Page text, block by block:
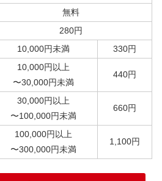
無料
280円
10,000円未満
330円
10,000円以上
〜30,000円未満
440円
30,000円以上
〜100,000円未満
660円
100,000円以上
〜300,000円未満
1,100円